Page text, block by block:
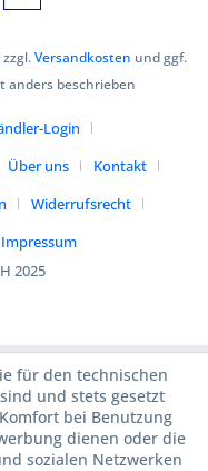
Versandkosten und ggf.
anders beschrieben
Login
Über uns
Kontakt
Widerrufsrecht
Impressum
2025
für den technischen
und stets gesetzt
bei Benutzung
dienen oder die
sozialen Netzwerken